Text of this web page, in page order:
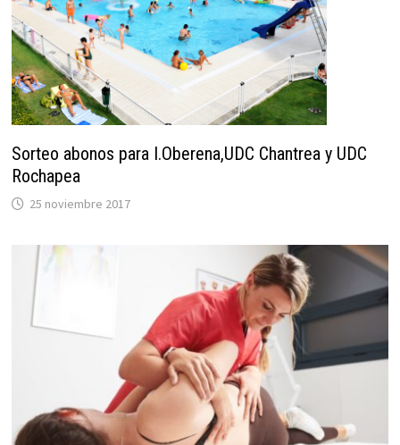
Sorteo abonos para I.Oberena,UDC Chantrea y UDC
Rochapea
25 noviembre 2017